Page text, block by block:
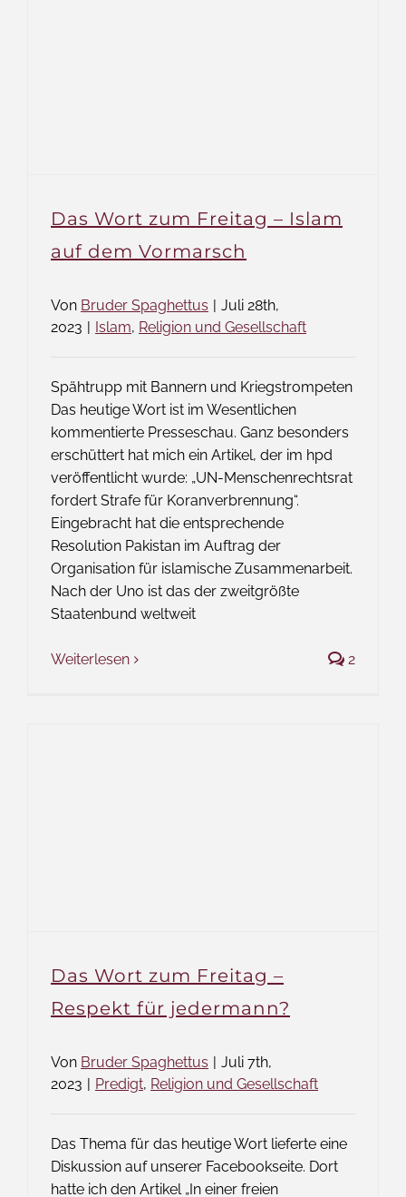
Das Wort zum Freitag – Islam
auf dem Vormarsch
Von Bruder Spaghettus | Juli 28th,
2023 | Islam, Religion und Gesellschaft
Spähtrupp mit Bannern und Kriegstrompeten
Das heutige Wort ist im Wesentlichen
kommentierte Presseschau. Ganz besonders
erschüttert hat mich ein Artikel, der im hpd
veröffentlicht wurde: „UN-Menschenrechtsrat
fordert Strafe für Koranverbrennung“.
Eingebracht hat die entsprechende
Resolution Pakistan im Auftrag der
Organisation für islamische Zusammenarbeit.
Nach der Uno ist das der zweitgrößte
Staatenbund weltweit
Weiterlesen 2
Das Wort zum Freitag –
Respekt für jedermann?
Von Bruder Spaghettus | Juli 7th,
2023 | Predigt, Religion und Gesellschaft
Das Thema für das heutige Wort lieferte eine
Diskussion auf unserer Facebookseite. Dort
hatte ich den Artikel „In einer freien